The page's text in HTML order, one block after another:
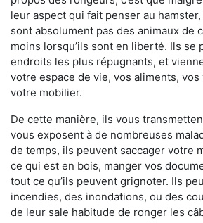
leur aspect qui fait penser au
sont absolument pas des animaux de
moins lorsqu’ils sont en liberté. Ils se
endroits les plus répugnants, et
votre espace de vie, vos aliments,
votre mobilier.
De cette manière, ils vous
vous exposent à de nombreuses
de temps, ils peuvent saccager votre
ce qui est en bois, manger vos
tout ce qu’ils peuvent grignoter. Ils
incendies, des inondations, ou des
de leur sale habitude de ronger les